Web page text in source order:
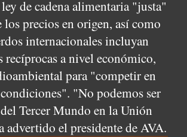
de cadena alimentaria "justa"
precios en origen, así como
internacionales incluyan
recíprocas a nivel económico,
para "competir en
"No podemos ser
Tercer Mundo en la Unión
advertido el presidente de AVA.